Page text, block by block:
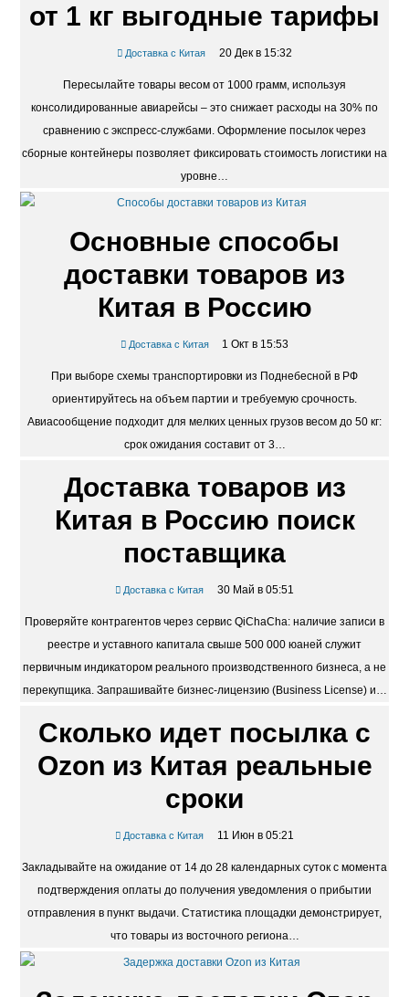
от 1 кг выгодные тарифы
Доставка с Китая 20 Дек в 15:32
Пересылайте товары весом от 1000 грамм, используя
консолидированные авиарейсы – это снижает расходы на 30% по
сравнению с экспресс-службами. Оформление посылок через
сборные контейнеры позволяет фиксировать стоимость логистики на
уровне…
Основные способы
доставки товаров из
Китая в Россию
Доставка с Китая 1 Окт в 15:53
При выборе схемы транспортировки из Поднебесной в РФ
ориентируйтесь на объем партии и требуемую срочность.
Авиасообщение подходит для мелких ценных грузов весом до 50 кг:
срок ожидания составит от 3…
Доставка товаров из
Китая в Россию поиск
поставщика
Доставка с Китая 30 Май в 05:51
Проверяйте контрагентов через сервис QiChaCha: наличие записи в
реестре и уставного капитала свыше 500 000 юаней служит
первичным индикатором реального производственного бизнеса, а не
перекупщика. Запрашивайте бизнес-лицензию (Business License) и…
Сколько идет посылка с
Ozon из Китая реальные
сроки
Доставка с Китая 11 Июн в 05:21
Закладывайте на ожидание от 14 до 28 календарных суток с момента
подтверждения оплаты до получения уведомления о прибытии
отправления в пункт выдачи. Статистика площадки демонстрирует,
что товары из восточного региона…